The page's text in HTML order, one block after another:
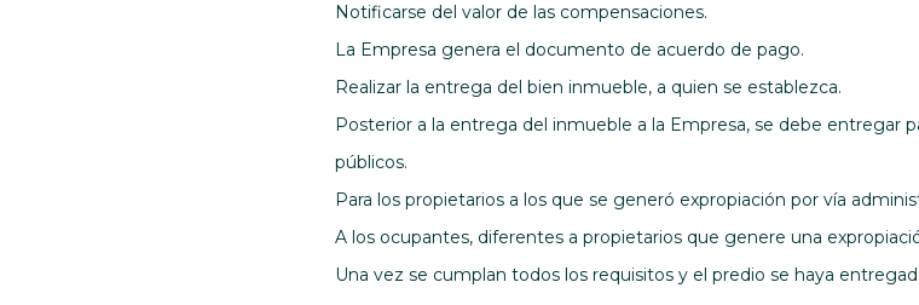
Notificarse del valor de las compensaciones.
La Empresa genera el documento de acuerdo de pago.
Realizar la entrega del bien inmueble, a quien se establezca.
Posterior a la entrega del inmueble a la Empresa, se debe entregar
públicos.
Para los propietarios a los que se generó expropiación por vía
A los ocupantes, diferentes a propietarios que genere una
Una vez se cumplan todos los requisitos y el predio se haya